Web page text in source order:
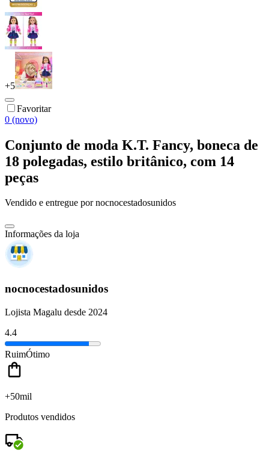
+5
Favoritar
0 (novo)
Conjunto de moda K.T. Fancy, boneca de
18 polegadas, estilo britânico, com 14
peças
Vendido e entregue por nocnocestadosunidos
Informações da loja
nocnocestadosunidos
Lojista Magalu desde 2024
4.4
RuimÓtimo
+50mil
Produtos vendidos